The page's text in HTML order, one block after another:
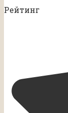
Рейтинг